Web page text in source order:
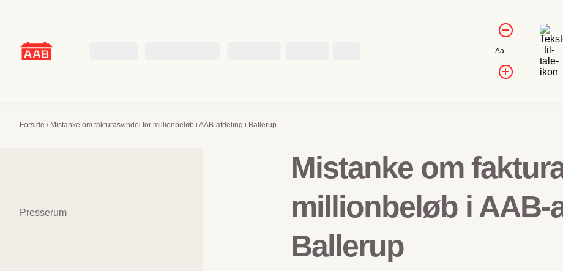
Kontrol af
skriftstørrelse
Formindsk
skriftstørrelse
AaNulstil
skriftstørrelse
Forøg
skriftstørrelsen
Forside / Mistanke om fakturasvindel for millionbeløb i AAB-afdeling i Ballerup
Sidenavigation
Presserum
Mistanke om
millionbeløb i AAB-
Ballerup